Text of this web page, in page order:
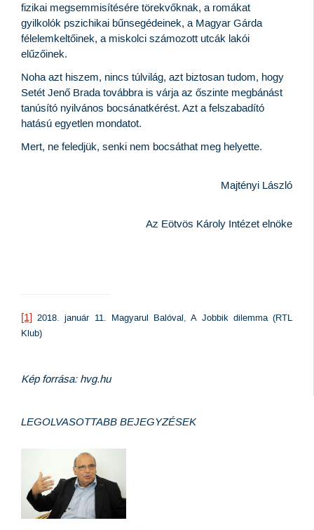
fizikai megsemmisítésére törekvőknak, a romákat
gyilkolók pszichikai bűnsegédeinek, a Magyar Gárda
félelemkeltőinek, a miskolci számozott utcák lakói
elűzőinek.
Noha azt hiszem, nincs túlvilág, azt biztosan tudom, hogy
Setét Jenő Brada továbbra is várja az őszinte megbánást
tanúsító nyilvános bocsánatkérést. Azt a felszabadító
hatású egyetlen mondatot.
Mert, ne feledjük, senki nem bocsáthat meg helyette.
Majtényi László
Az Eötvös Károly Intézet elnöke
[1] 2018. január 11. Magyarul Balóval, A Jobbik dilemma (RTL
Klub)
Kép forrása: hvg.hu
LEGOLVASOTTABB BEJEGYZÉSEK